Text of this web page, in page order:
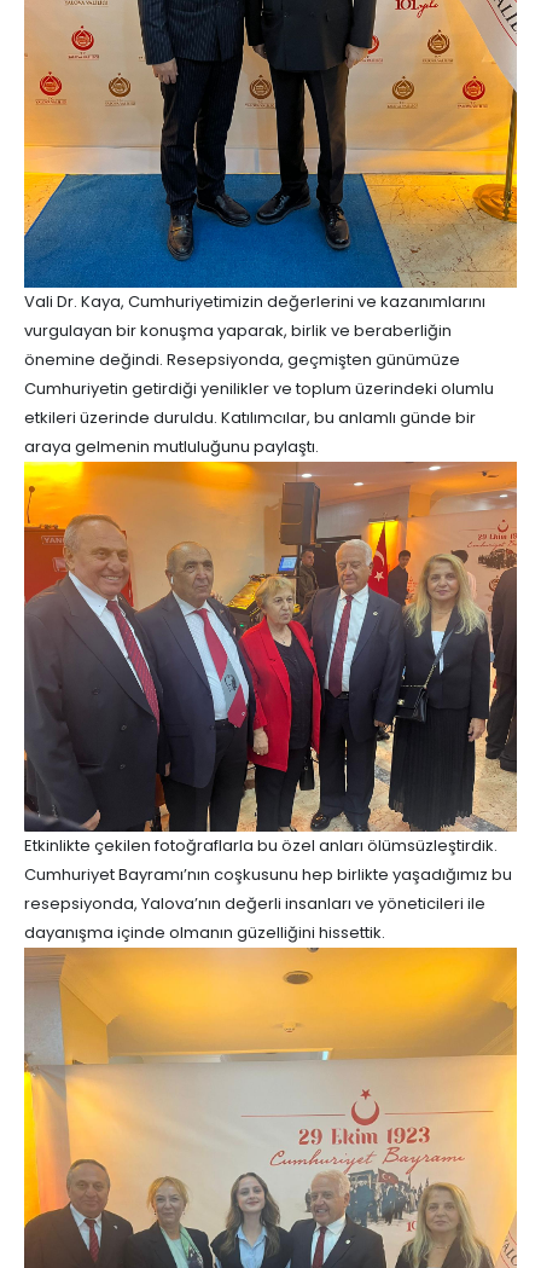
Vali Dr. Kaya, Cumhuriyetimizin değerlerini ve kazanımlarını
vurgulayan bir konuşma yaparak, birlik ve beraberliğin
önemine değindi. Resepsiyonda, geçmişten günümüze
Cumhuriyetin getirdiği yenilikler ve toplum üzerindeki olumlu
etkileri üzerinde duruldu. Katılımcılar, bu anlamlı günde bir
araya gelmenin mutluluğunu paylaştı.
Etkinlikte çekilen fotoğraflarla bu özel anları ölümsüzleştirdik.
Cumhuriyet Bayramı’nın coşkusunu hep birlikte yaşadığımız bu
resepsiyonda, Yalova’nın değerli insanları ve yöneticileri ile
dayanışma içinde olmanın güzelliğini hissettik.